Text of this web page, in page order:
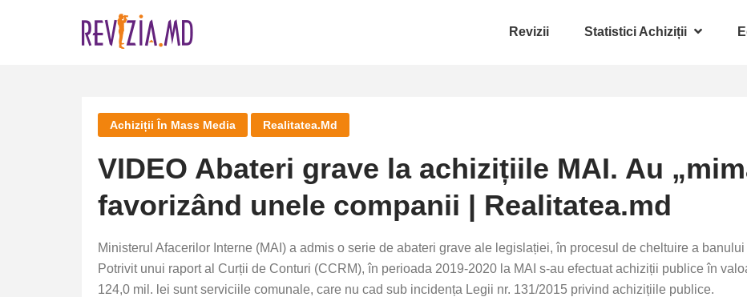
Revizii Statistici Achiziții
Achiziții În Mass Media Realitatea.md
VIDEO Abateri grave la achizițiile MAI. Au
favorizând unele companii | Realitatea.md
Ministerul Afacerilor Interne (MAI) a admis o serie de abateri grave ale legislației, în procesul de cheltuire a
Potrivit unui raport al Curții de Conturi (CCRM), în perioada 2019-2020 la MAI s-au efectuat achiziții publice în
124,0 mil. lei sunt serviciile comunale, care nu cad sub incidența Legii nr. 131/2015 privind achizițiile publice.